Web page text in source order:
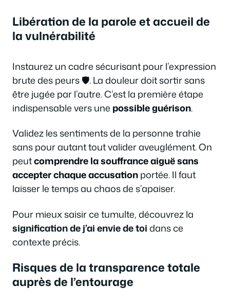
Libération de la parole et accueil de
la vulnérabilité
Instaurez un cadre sécurisant pour l’expression
brute des peurs 🛡️. La douleur doit sortir sans
être jugée par l’autre. C’est la première étape
indispensable vers une possible guérison.
Validez les sentiments de la personne trahie
sans pour autant tout valider aveuglément. On
peutcomprendre la souffrance aiguë sans
accepter chaque accusationportée. Il faut
laisser le temps au chaos de s’apaiser.
Pour mieux saisir ce tumulte, découvrez la
signification de j’ai envie de toidans ce
contexte précis.
Risques de la transparence totale
auprès de l’entourage